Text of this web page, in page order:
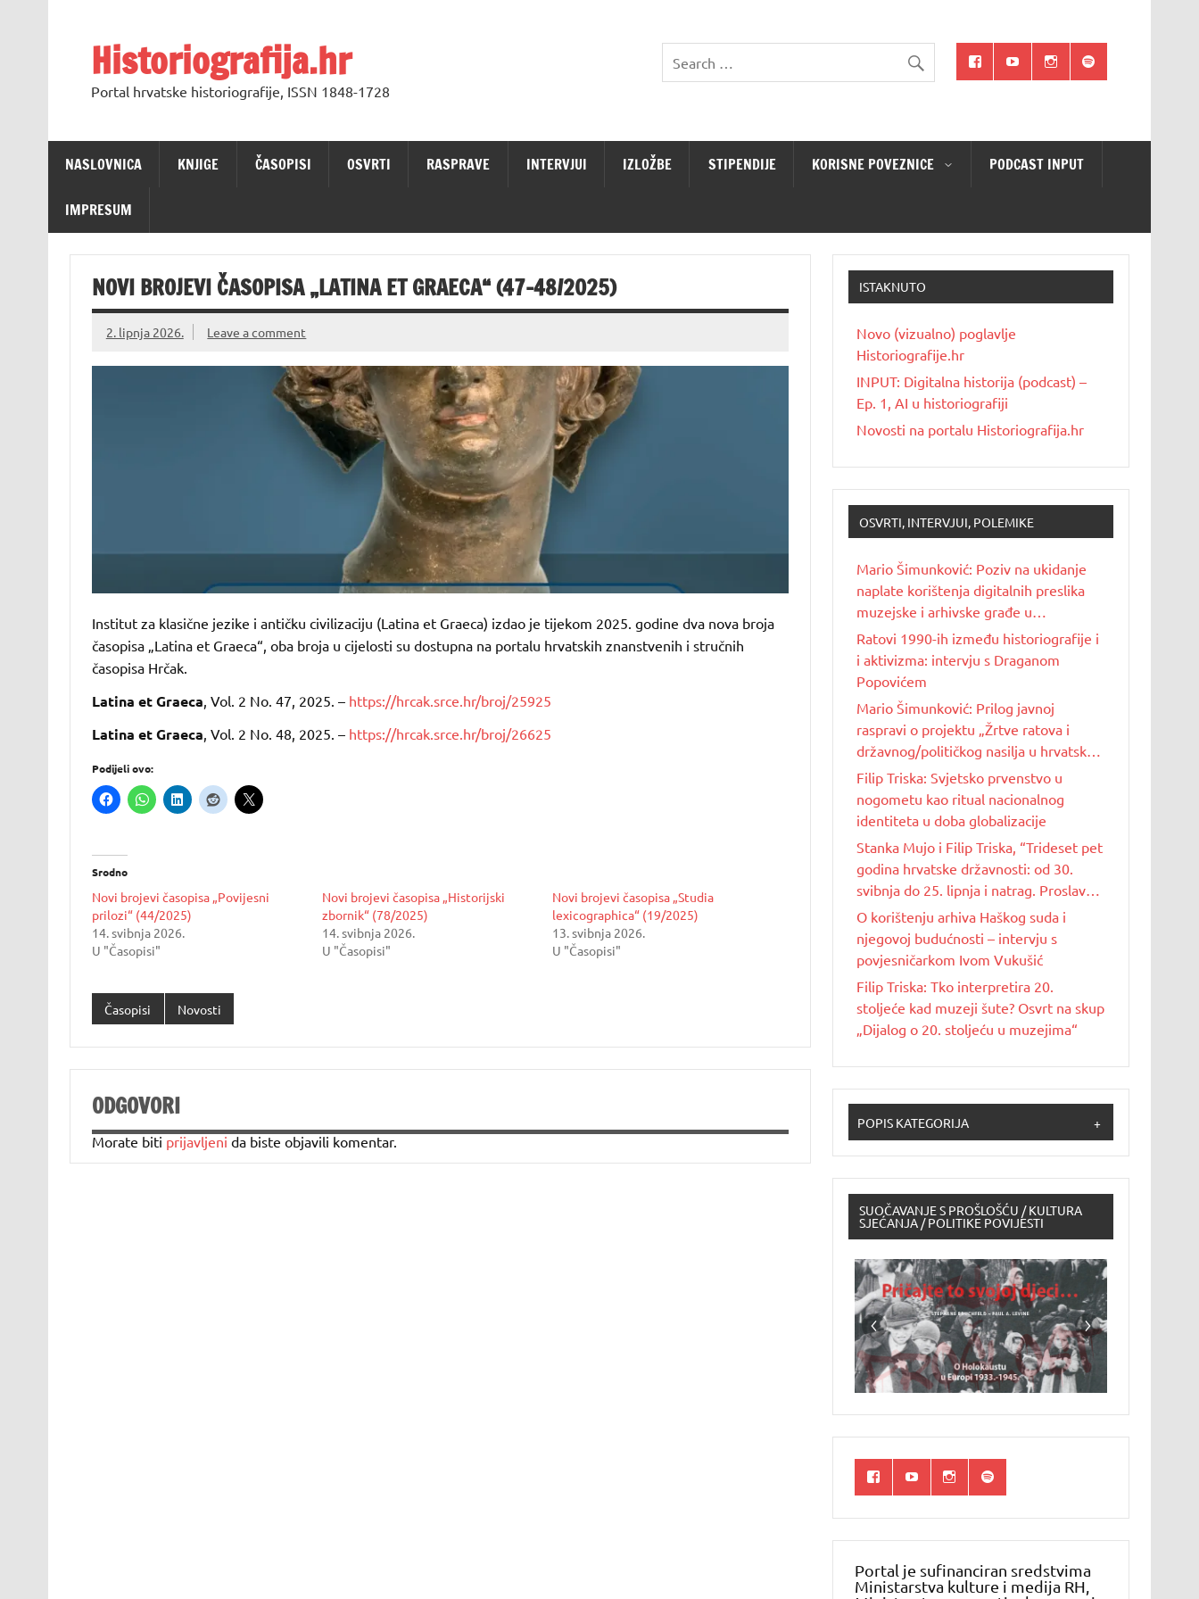
Historiografija.hr
Portal hrvatske historiografije, ISSN 1848-1728
NASLOVNICA KNJIGE ČASOPISI OSVRTI RASPRAVE INTERVJUI IZLOŽBE STIPENDIJE KORISNE POVEZNICE PODCAST INPUT
IMPRESUM
NOVI BROJEVI ČASOPISA „LATINA ET GRAECA“ (47–48/2025)
2. lipnja 2026. Leave a comment
Institut za klasične jezike i antičku civilizaciju (Latina et Graeca) izdao je tijekom 2025. godine dva nova broja
časopisa „Latina et Graeca“, oba broja u cijelosti su dostupna na portalu hrvatskih znanstvenih i stručnih
časopisa Hrčak.
Latina et Graeca , Vol. 2 No. 47, 2025. – https://hrcak.srce.hr/broj/25925
Latina et Graeca , Vol. 2 No. 48, 2025. – https://hrcak.srce.hr/broj/26625
Podijeli ovo:
Srodno
Novi brojevi časopisa „Povijesni
prilozi“ (44/2025)
14. svibnja 2026.
U "Časopisi"
Novi brojevi časopisa „Historijski
zbornik“ (78/2025)
14. svibnja 2026.
U "Časopisi"
Novi brojevi časopisa „Studia
lexicographica“ (19/2025)
13. svibnja 2026.
U "Časopisi"
Časopisi Novosti
ODGOVORI
Morate biti prijavljeni da biste objavili komentar.
ISTAKNUTO
Novo (vizualno) poglavlje
Historiografije.hr
INPUT: Digitalna historija (podcast) –
Ep. 1, AI u historiografiji
Novosti na portalu Historiografija.hr
OSVRTI, INTERVJUI, POLEMIKE
Mario Šimunković: Poziv na ukidanje
naplate korištenja digitalnih preslika
muzejske i arhivske građe u
nekomercijalne svrhe
Ratovi 1990-ih između historiografije i
i aktivizma: intervju s Draganom
Popovićem
Mario Šimunković: Prilog javnoj
raspravi o projektu „Žrtve ratova i
državnog/političkog nasilja u hrvatskoj
povijesti 20. stoljeća“
Filip Triska: Svjetsko prvenstvo u
nogometu kao ritual nacionalnog
identiteta u doba globalizacije
Stanka Mujo i Filip Triska, “Trideset pet
godina hrvatske državnosti: od 30.
svibnja do 25. lipnja i natrag. Proslave
Dana državnosti u Republici Hrvatskoj
od 1990. do 2025. godine”
O korištenju arhiva Haškog suda i
njegovoj budućnosti – intervju s
povjesničarkom Ivom Vukušić
Filip Triska: Tko interpretira 20.
stoljeće kad muzeji šute? Osvrt na skup
„Dijalog o 20. stoljeću u muzejima“
POPIS KATEGORIJA +
SUOČAVANJE S PROŠLOŠĆU / KULTURA
SJEĆANJA / POLITIKE POVIJESTI
Portal je sufinanciran sredstvima
Ministarstva kulture i medija RH,